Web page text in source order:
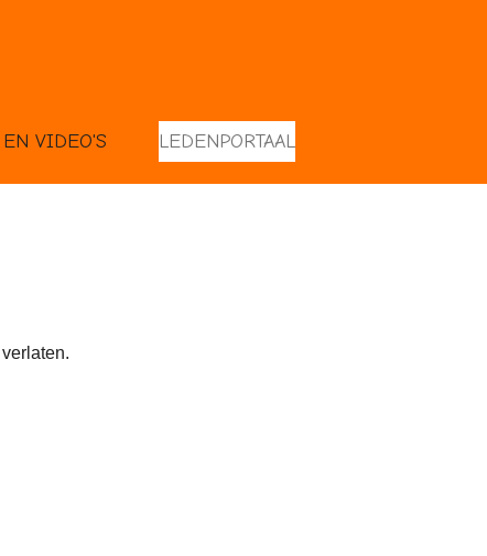
EN VIDEO'S LEDENPORTAAL